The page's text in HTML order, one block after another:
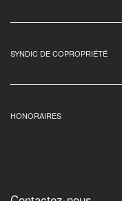
SYNDIC DE COPROPRIÉTÉ
HONORAIRES